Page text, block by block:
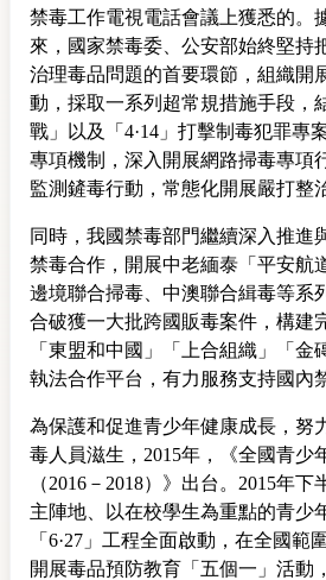
禁毒工作電視電話會議上獲悉的。
來，國家禁毒委、公安部始終堅持
治理毒品問題的首要環節，組織開
動，採取一系列超常規措施手段，
戰」以及「4·14」打擊制毒犯罪專
專項機制，深入開展網路掃毒專項
監測鏟毒行動，常態化開展嚴打整
同時，我國禁毒部門繼續深入推進
禁毒合作，開展中老緬泰「平安航
邊境聯合掃毒、中澳聯合緝毒等系
合破獲一大批跨國販毒案件，構建
「東盟和中國」「上合組織」「金
執法合作平台，有力服務支持國內
為保護和促進青少年健康成長，努
毒人員滋生，2015年，《全國青少
（2016－2018）》出台。2015年
主陣地、以在校學生為重點的青少
「6·27」 工程全面啟動，在全國範
開展毒品預防教育「五個一」 活動